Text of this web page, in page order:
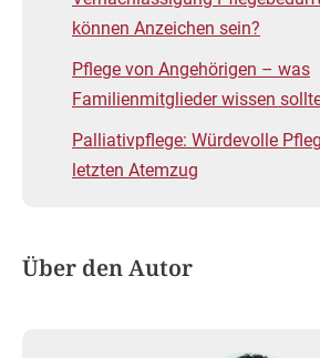
können Anzeichen sein?
Pflege von Angehörigen – was
Familienmitglieder wissen
Palliativpflege: Würdevolle
letzten Atemzug
Über den Autor